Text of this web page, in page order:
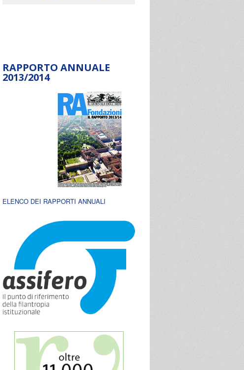
RAPPORTO ANNUALE
2013/2014
ELENCO DEI RAPPORTI ANNUALI